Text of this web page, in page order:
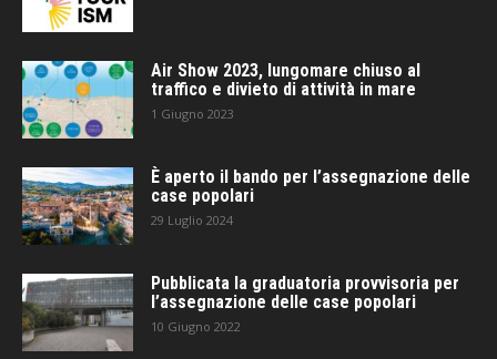
Air Show 2023, lungomare chiuso al
traffico e divieto di attività in mare
1 Giugno 2023
È aperto il bando per l’assegnazione delle
case popolari
29 Luglio 2024
Pubblicata la graduatoria provvisoria per
l’assegnazione delle case popolari
10 Giugno 2022